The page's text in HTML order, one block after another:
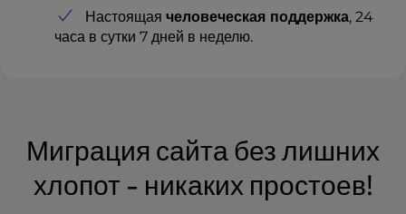
Настоящая человеческая поддержка, 24
часа в сутки 7 дней в неделю.
Миграция сайта без лишних
хлопот - никаких простоев!